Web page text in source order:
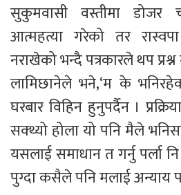
सुकुमवासी वस्तीमा डोजर
आत्महत्या गरेको तर
नराखेको भन्दै पत्रकारले थप
लामिछानेले भने,‘म के
घरबार विहिन हुनुपर्दैन ।
सक्थ्यो होला यो पनि मैले
यसलाई समाधान त गर्नु पर्ला
पुग्दा कसैले पनि मलाई अन्याय